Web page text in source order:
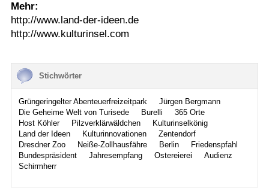
Mehr:
http://www.land-der-ideen.de
http://www.kulturinsel.com
Stichwörter
Grüngeringelter Abenteuerfreizeitpark
Jürgen Bergmann
Die Geheime Welt von Turisede
Burelli
365 Orte
Host Köhler
Pilzverklärwäldchen
Kulturinselkönig
Land der Ideen
Kulturinnovationen
Zentendorf
Dresdner Zoo
Neiße-Zollhausfähre Berlin
Friedenspfahl
Bundespräsident
Jahresempfang Ostereierei
Audienz
Schirmherr